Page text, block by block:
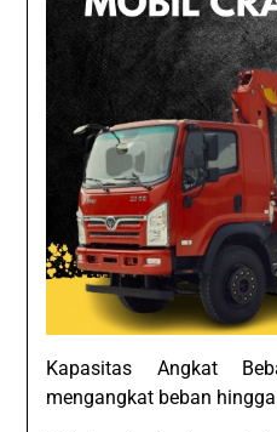
Kapasitas Angkat
mengangkat beban